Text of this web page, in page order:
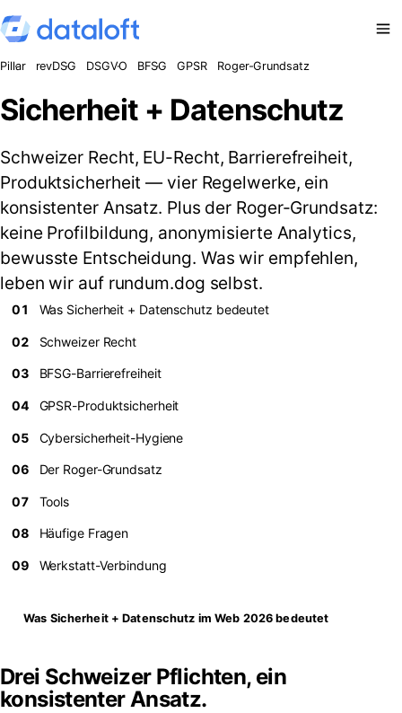
Zum Inhalt springen
Pillar revDSG DSGVO BFSG GPSR Roger-Grundsatz
Sicherheit + Datenschutz
Schweizer Recht, EU-Recht, Barrierefreiheit,
Produktsicherheit — vier Regelwerke, ein
konsistenter Ansatz. Plus der Roger-Grundsatz:
keine Profilbildung, anonymisierte Analytics,
bewusste Entscheidung. Was wir empfehlen,
leben wir auf rundum.dog selbst.
01 Was Sicherheit + Datenschutz bedeutet
02 Schweizer Recht
03 BFSG-Barrierefreiheit
04 GPSR-Produktsicherheit
05 Cybersicherheit-Hygiene
06 Der Roger-Grundsatz
07 Tools
08 Häufige Fragen
09 Werkstatt-Verbindung
Was Sicherheit + Datenschutz im Web 2026 bedeutet
Drei Schweizer Pflichten, ein
konsistenter Ansatz.